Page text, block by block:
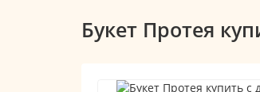
Букет Протея